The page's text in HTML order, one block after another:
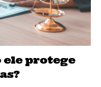
ele protege